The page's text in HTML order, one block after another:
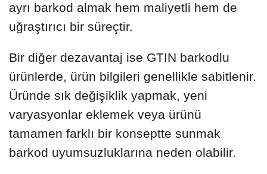
ayrı barkod almak hem maliyetli hem de
uğraştırıcı bir süreçtir.
Bir diğer dezavantaj ise GTIN barkodlu
ürünlerde, ürün bilgileri genellikle sabitlenir.
Üründe sık değişiklik yapmak, yeni
varyasyonlar eklemek veya ürünü
tamamen farklı bir konseptte sunmak
barkod uyumsuzluklarına neden olabilir.